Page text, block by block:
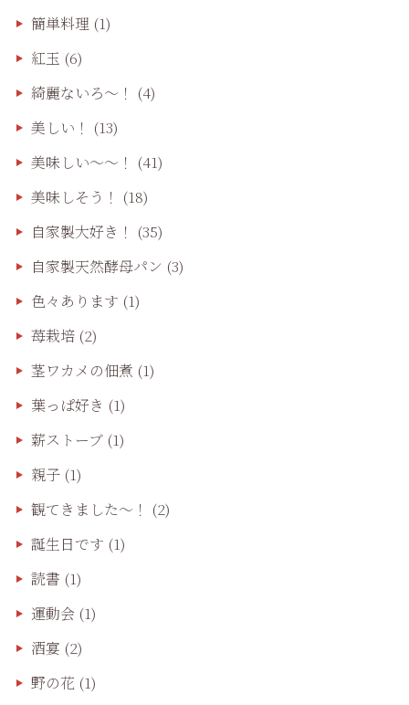
簡単料理 (1)
紅玉 (6)
綺麗ないろ～！ (4)
美しい！ (13)
美味しい〜〜！ (41)
美味しそう！ (18)
自家製大好き！ (35)
自家製天然酵母パン (3)
色々あります (1)
苺栽培(2)
茎ワカメの佃煮 (1)
葉っぱ好き (1)
薪ストーブ(1)
親子(1)
観てきました〜！ (2)
誕生日です (1)
読書 (1)
運動会(1)
酒宴 (2)
野の花 (1)